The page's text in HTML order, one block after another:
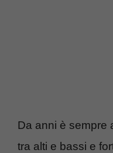
Da anni è sempre
tra alti e bassi e